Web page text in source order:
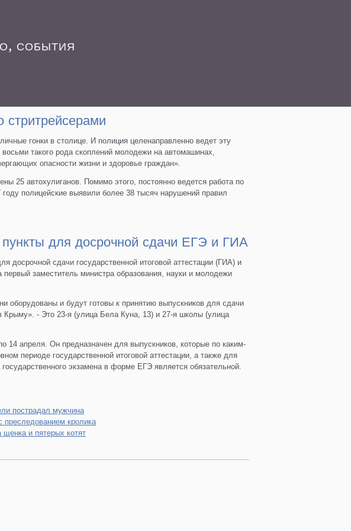
СОБЫТИЯ
гонки в столице. И полиция целенаправленно ведет эту
такого рода скоплений молодежи на автомашинах,
опасности жизни и здоровье граждан».
25 автохулиганов. Помимо этого, постоянно ведется работа по
полицейские выявили более 38 тысяч нарушений правил
для досрочной сдачи ЕГЭ и ГИА
досрочной сдачи государственной итоговой аттестации (ГИА) и
заместитель министра образования, науки и молодежи
оборудованы и будут готовы к принятию выпускников для сдачи
Крыму». - Это 23-я (улица Бела Куна, 13) и 27-я школы (улица
14 апреля. Он предназначен для выпускников, которые по каким-
периоде государственной итоговой аттестации, а также для
экзамена в форме ЕГЭ является обязательной.
пострадал мужчина
преследованием кролика
и пятерых котят